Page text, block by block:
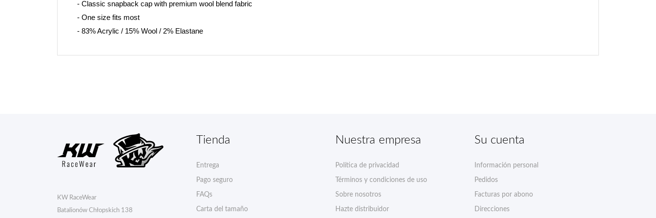
- Classic snapback cap with premium wool blend fabric
- One size fits most
- 83% Acrylic / 15% Wool / 2% Elastane
KW RaceWear
Batalionów Chłopskich 138
Tienda
Entrega
Pago seguro
FAQs
Carta del tamaño
Nuestra empresa
Política de privacidad
Términos y condiciones de uso
Sobre nosotros
Hazte distribuidor
Su cuenta
Información personal
Pedidos
Facturas por abono
Direcciones